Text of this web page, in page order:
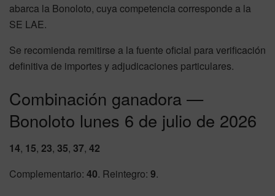
abarca la Bonoloto, cuya competencia corresponde a la
SE LAE.
Se recomienda remitirse a la fuente oficial para verificación
definitiva de importes y adjudicaciones particulares.
Combinación ganadora —
Bonoloto lunes 6 de julio de 2026
14, 15, 23, 35, 37, 42
Complementario: 40. Reintegro: 9.